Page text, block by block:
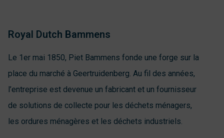
Royal Dutch Bammens
Le 1er mai 1850, Piet Bammens fonde une forge sur la
place du marché à Geertruidenberg. Au fil des années,
l’entreprise est devenue un fabricant et un fournisseur
de solutions de collecte pour les déchets ménagers,
les ordures ménagères et les déchets industriels.